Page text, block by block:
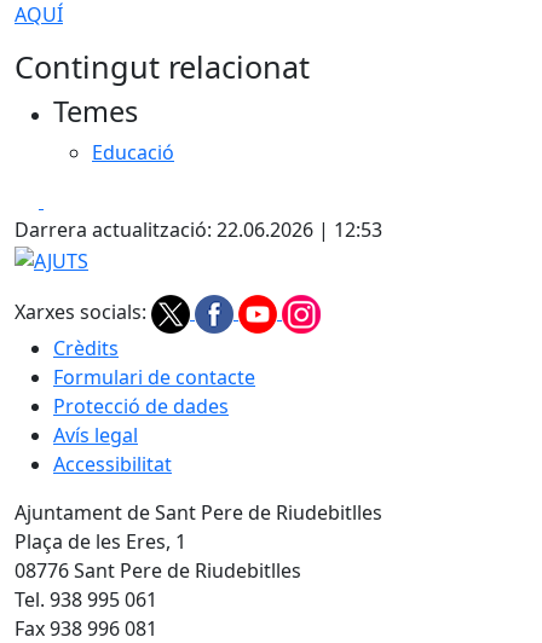
AQUÍ
Contingut relacionat
Temes
Educació
Darrera actualització: 22.06.2026 | 12:53
AJUTS
Xarxes socials:
Crèdits
Formulari de contacte
Protecció de dades
Avís legal
Accessibilitat
Ajuntament de Sant Pere de Riudebitlles
Plaça de les Eres, 1
08776 Sant Pere de Riudebitlles
Tel. 938 995 061
Fax 938 996 081